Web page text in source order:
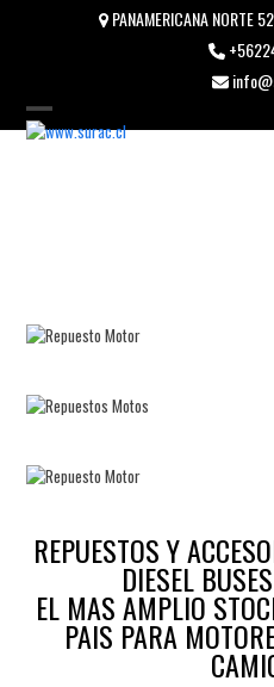
PANAMERICANA NORTE
Open
Close
REPUESTOS Y
DIESEL
EL MAS AMPLIO
PAIS PARA